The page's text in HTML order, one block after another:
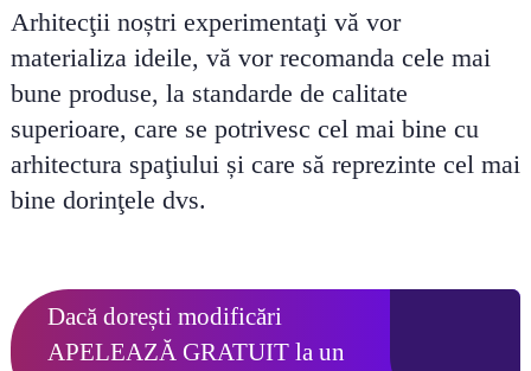
Arhitecţii noștri experimentaţi vă vor
materializa ideile, vă vor recomanda cele mai
bune produse, la standarde de calitate
superioare, care se potrivesc cel mai bine cu
arhitectura spaţiului și care să reprezinte cel mai
bine dorinţele dvs.
Dacă dorești modificări
APELEAZĂ GRATUITla un